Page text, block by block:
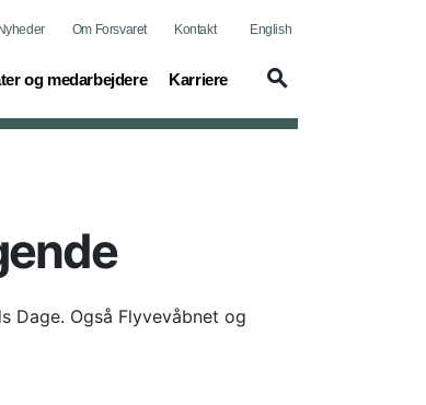
Nyheder Om Forsvaret Kontakt English
og medarbejdere Karriere
(current)
Dage. Også Flyvevåbnet og